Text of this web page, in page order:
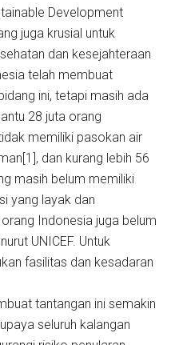
Development
juga krusial untuk
dan kesejahteraan
telah membuat
ini, tetapi masih ada
28 juta orang
memiliki pasokan air
dan kurang lebih 56
masih belum memiliki
yang layak dan
Indonesia juga belum
UNICEF. Untuk
fasilitas dan kesadaran
tantangan ini semakin
seluruh kalangan